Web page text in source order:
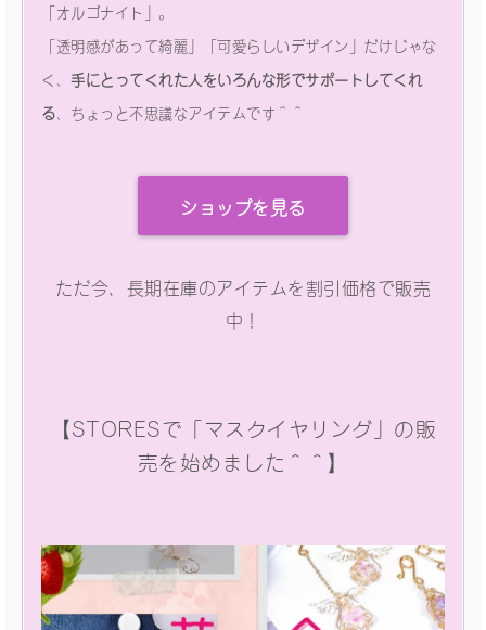
「オルゴナイト」。
「透明感があって綺麗」「可愛らしいデザイン」だけじゃな
く、 手にとってくれた人をいろんな形でサポートしてくれ
る 、ちょっと不思議なアイテムです＾＾
ショップを見る
ただ今、長期在庫のアイテムを割引価格で販売
中！
【STORESで「マスクイヤリング」の販
売を始めました＾＾】